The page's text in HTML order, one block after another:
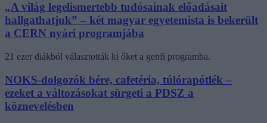
„A világ legelismertebb tudósainak előadásait
hallgathatjuk” – két magyar egyetemista is bekerült
a CERN nyári programjába
21 ezer diákból választották ki őket a genfi programba.
NOKS-dolgozók bére, cafetéria, túlórapótlék –
ezeket a változásokat sürgeti a PDSZ a
köznevelésben